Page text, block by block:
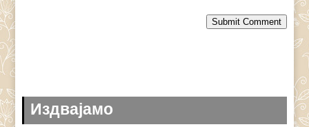
Submit Comment
Издвајамо